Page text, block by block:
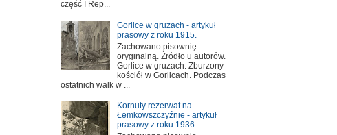
część I Rep...
Gorlice w gruzach - artykuł
prasowy z roku 1915.
Zachowano pisownię
oryginalną. Źródło u autorów.
Gorlice w gruzach. Zburzony
kościół w Gorlicach. Podczas
ostatnich walk w ...
Kornuty rezerwat na
Łemkowszczyźnie - artykuł
prasowy z roku 1936.